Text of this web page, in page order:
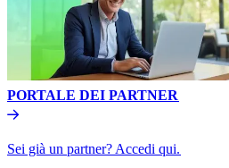
PORTALE DEI PARTNER​​
Sei già un partner? Accedi qui.​​